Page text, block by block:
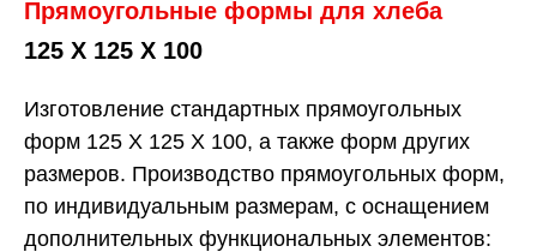
Прямоугольные формы для хлеба
125 Х 125 Х 100
Изготовление стандартных прямоугольных
форм 125 Х 125 Х 100, а также форм других
размеров. Производство прямоугольных форм,
по индивидуальным размерам, с оснащением
дополнительных функциональных элементов: